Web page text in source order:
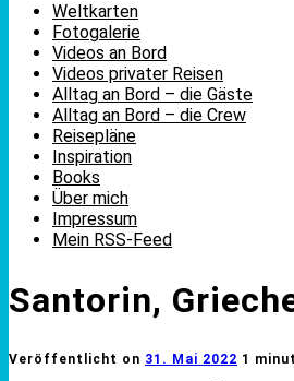
Weltkarten
Fotogalerie
Videos an Bord
Videos privater Reisen
Alltag an Bord – die Gäste
Alltag an Bord – die Crew
Reisepläne
Inspiration
Books
Über mich
Impressum
Mein RSS-Feed
Santorin,
Veröffentlicht on 31. Mai 2022 1